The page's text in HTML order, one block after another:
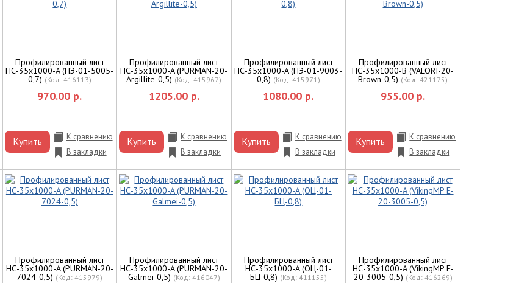
Профилированный лист
НС-35x1000-A (ПЭ-01-5005-
0,7) (Код: 416113)
970.00 р.
Купить
К сравнению
В закладки
Профилированный лист
НС-35x1000-A (PURMAN-20-
Argillite-0,5) (Код:415967)
1205.00 р.
Купить
К сравнению
В закладки
Профилированный лист
НС-35x1000-A (ПЭ-01-9003-
0,8) (Код: 415971)
1080.00 р.
Купить
К сравнению
В закладки
Профилированный лист
НС-35х1000-B (VALORI-20-
Brown-0,5) (Код:421175)
955.00 р.
Купить
К сравнению
В закладки
Профилированный лист
НС-35x1000-A (PURMAN-20-
7024-0,5) (Код:415979)
Профилированный лист
НС-35x1000-A (PURMAN-20-
Galmei-0,5) (Код: 416047)
Профилированный лист
НС-35x1000-A (ОЦ-01-
БЦ-0,8) (Код: 411155)
Профилированный лист
НС-35x1000-A (VikingMP E-
20-3005-0,5) (Код: 416269)